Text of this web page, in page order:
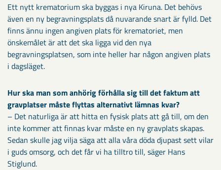
Ett nytt krematorium ska byggas i nya Kiruna. Det behövs
även en ny begravningsplats då nuvarande snart är fylld. Det
finns ännu ingen angiven plats för krematoriet, men
önskemålet är att det ska ligga vid den nya
begravningsplatsen, som inte heller har någon angiven plats
i dagsläget.
Hur ska man som anhörig förhålla sig till det faktum att
gravplatser måste flyttas alternativt lämnas kvar?
– Det naturliga är att hitta en fysisk plats att gå till, om den
inte kommer att finnas kvar måste en ny gravplats skapas.
Sedan skulle jag vilja säga att alla våra döda djupast sett vilar
i guds omsorg, och det får vi ha tilltro till, säger Hans
Stiglund.